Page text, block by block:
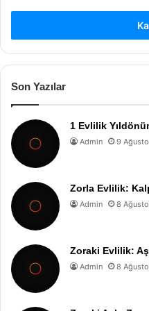
Son Yazılar
1 Evlilik
Admin 9
Zorla Evlilik:
Admin 8
Zoraki Evlilik:
Admin 8